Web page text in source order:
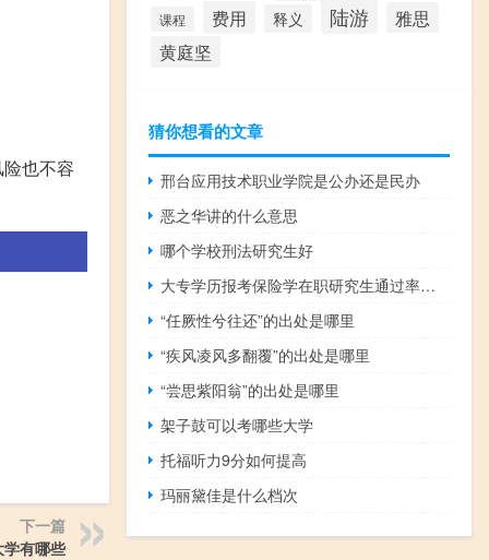
也不容
下一篇
有哪些
课程 费用 释义 陆游 雅思
黄庭坚
猜你想看的文章
邢台应用技术职业学院是公办还是民办
恶之华讲的什么意思
哪个学校刑法研究生好
大专学历报考保险学在职研究生通过率高吗
“任厥性兮往还”的出处是哪里
“疾风凌风多翻覆”的出处是哪里
“尝思紫阳翁”的出处是哪里
架子鼓可以考哪些大学
托福听力9分如何提高
玛丽黛佳是什么档次